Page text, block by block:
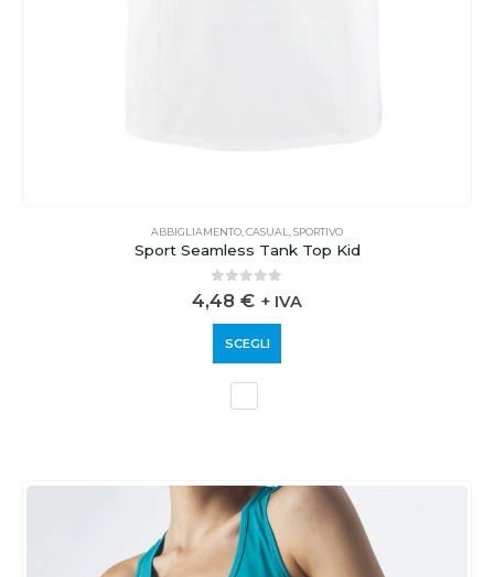
ABBIGLIAMENTO,CASUAL,SPORTIVO
Sport Seamless Tank Top Kid
0 out of 5
4,48 € + IVA
SCEGLI